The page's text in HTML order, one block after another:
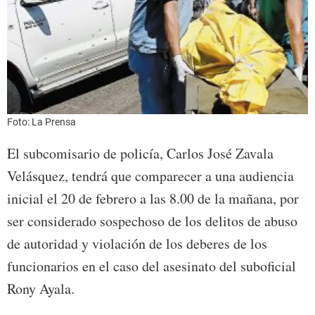
Foto: La Prensa
El subcomisario de policía, Carlos José Zavala
Velásquez, tendrá que comparecer a una audiencia
inicial el 20 de febrero a las 8.00 de la mañana, por
ser considerado sospechoso de los delitos de abuso
de autoridad y violación de los deberes de los
funcionarios en el caso del asesinato del suboficial
Rony Ayala.